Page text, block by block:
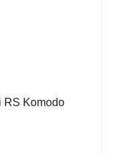
RS Komodo